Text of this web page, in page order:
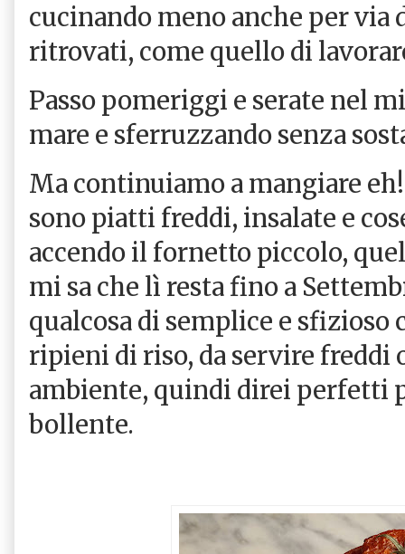
cucinando meno anche per via
ritrovati, come quello di
Passo pomeriggi e serate nel
mare e sferruzzando senza
Ma continuiamo a mangiare
sono piatti freddi, insalate e
accendo il fornetto piccolo,
mi sa che lì resta fino a
qualcosa di semplice e
ripieni di riso, da servire freddi
ambiente, quindi direi perfetti
bollente.